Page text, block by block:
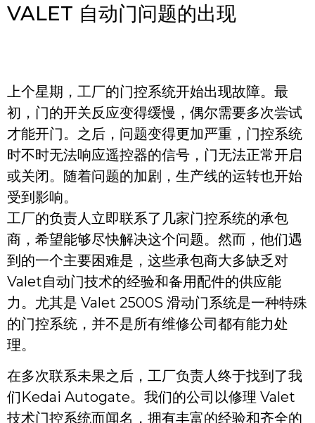
VALET 自动门问题的出现
上个星期，工厂的门控系统开始出现故障。最
初，门的开关反应变得缓慢，偶尔需要多次尝试
才能开门。之后，问题变得更加严重，门控系统
时不时无法响应遥控器的信号，门无法正常开启
或关闭。随着问题的加剧，生产线的运转也开始
受到影响。
工厂的负责人立即联系了几家门控系统的承包
商，希望能够尽快解决这个问题。然而，他们遇
到的一个主要困难是，这些承包商大多缺乏对
Valet自动门技术的经验和备用配件的供应能
力。尤其是 Valet 2500S 滑动门系统是一种特殊
的门控系统，并不是所有维修公司都有能力处
理。
在多次联系未果之后，工厂负责人终于找到了我
们Kedai Autogate。我们的公司以修理 Valet
技术门控系统而闻名，拥有丰富的经验和齐全的